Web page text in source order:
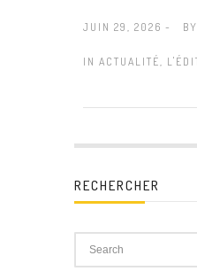
JUIN 29, 2026 - BY
IN ACTUALITÉ,
RECHERCHER